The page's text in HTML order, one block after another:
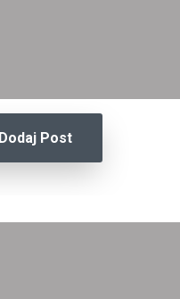
Dodaj Post